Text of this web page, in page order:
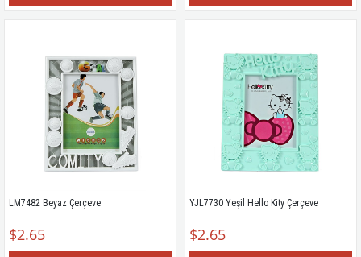
LM7482 Beyaz Çerçeve
$2.65
YJL7730 Yeşil Hello Kity Çerçeve
$2.65